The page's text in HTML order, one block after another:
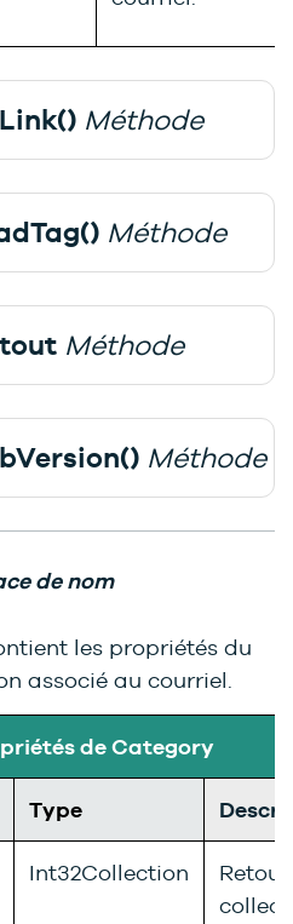
Méthode
Méthode
Méthode
Méthode
de nom
les propriétés du
associé au courriel.
de Category
Type
Int32Collection